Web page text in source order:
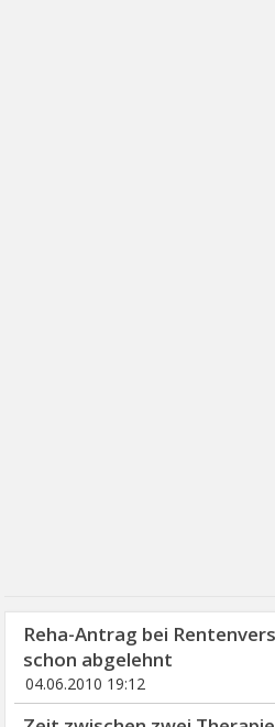
Reha-Antrag bei
schon abgelehnt
04.06.2010 19:12